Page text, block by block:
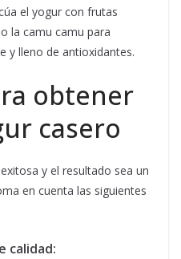
el yogur con frutas
la camu camu para
y lleno de antioxidantes.
obtener
casero
y el resultado sea un
en cuenta las siguientes
calidad: